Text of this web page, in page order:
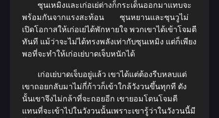
ซุนเหมิงและเก่อเย่ต่างก็กระเด็นออกมาแทบจะ
พร้อมกันจากแรงสะท้อน ซุนหยานและซุนวูไม่
เปิดโอกาสให้เก่อเย่ได้พักหายใจ พวกเขาได้เข้าโจมตี
ทันที แม้ว่าจะไม่ได้ทรงพลังเท่ากับซุนเหมิง แต่ก็เพียง
พอที่จะทำให้เก่อเย่บาดเจ็บหนักได้
เก่อเย่บาดเจ็บอยู่แล้ว เขาได้แต่ต้องรีบหลบแต่
เขาถอยกลับมาไม่กี่ก้าวก็เข้าใกล้วังวนขึ้นทุกที ดัง
นั้นเขาจึงไม่กล้าที่จะถอยอีก เขายอมโดนโจมตี
แทนที่จะเข้าไปในวังวนนั้นเพราะเขารู้ว่าในวังวนนี้มี